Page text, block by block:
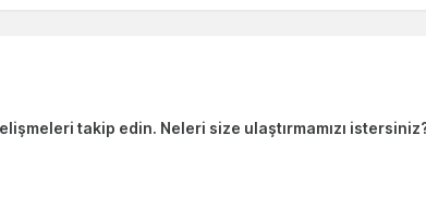
takip edin. Neleri size ulaştırmamızı